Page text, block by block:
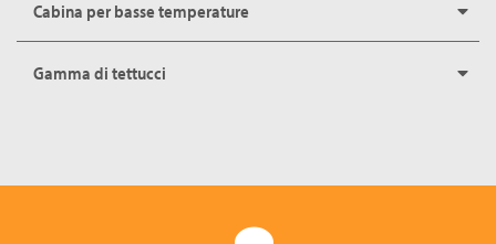
Cabina per basse temperature
Gamma di tettucci